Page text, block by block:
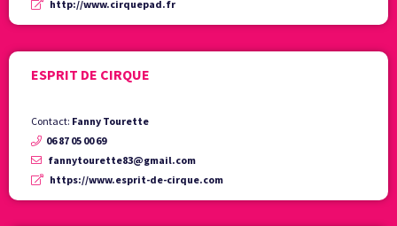
http://www.cirquepad.fr
ESPRIT DE CIRQUE
Contact: Fanny Tourette
06 87 05 00 69
fannytourette83@gmail.com
https://www.esprit-de-cirque.com